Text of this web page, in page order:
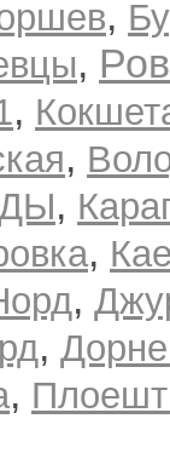
,
,
,
,
,
,
,
,
,